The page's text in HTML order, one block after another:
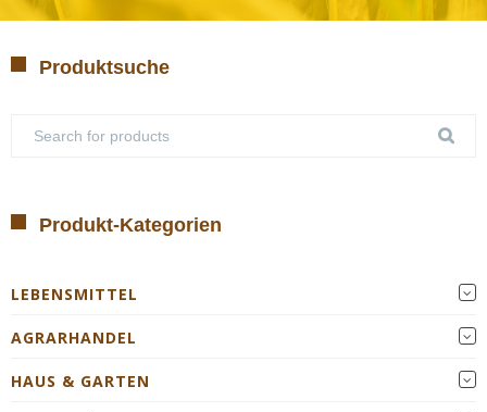
Produktsuche
Produkt-Kategorien
LEBENSMITTEL
AGRARHANDEL
HAUS & GARTEN